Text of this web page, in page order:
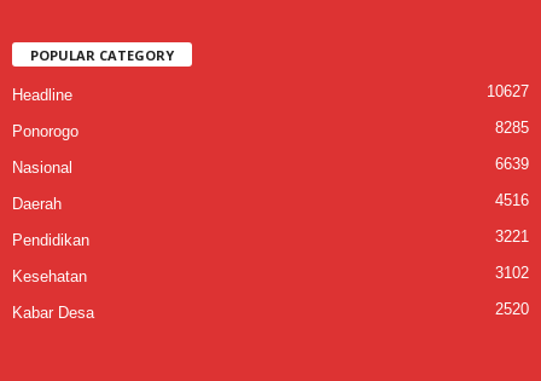
POPULAR CATEGORY
Headline 10627
Ponorogo 8285
Nasional 6639
Daerah 4516
Pendidikan 3221
Kesehatan 3102
Kabar Desa 2520